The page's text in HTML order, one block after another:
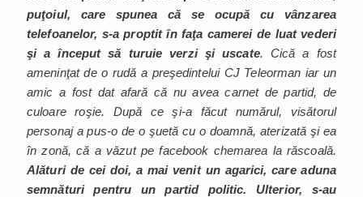
puţoiul, care spunea că se ocupă cu vânzarea
telefoanelor, s-a proptit în faţa camerei de luat vederi
şi a început să turuie verzi şi uscate. Cică a fost
ameninţat de o rudă a preşedintelui CJ Teleorman iar un
amic a fost dat afară că nu avea carnet de partid, de
culoare roşie. După ce şi-a făcut numărul, visătorul
personaj a pus-o de o şuetă cu o doamnă, aterizată şi ea
în zonă, că a văzut pe facebook chemarea la răscoală.
Alături de cei doi, a mai venit un agarici, care aduna
semnături pentru un partid politic. Ulterior, s-au